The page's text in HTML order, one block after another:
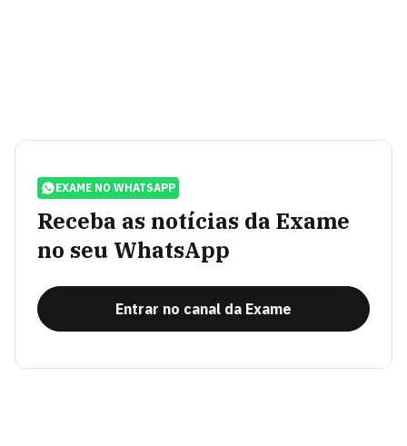
EXAME NO WHATSAPP
Receba as notícias da Exame
no seu WhatsApp
Entrar no canal da Exame